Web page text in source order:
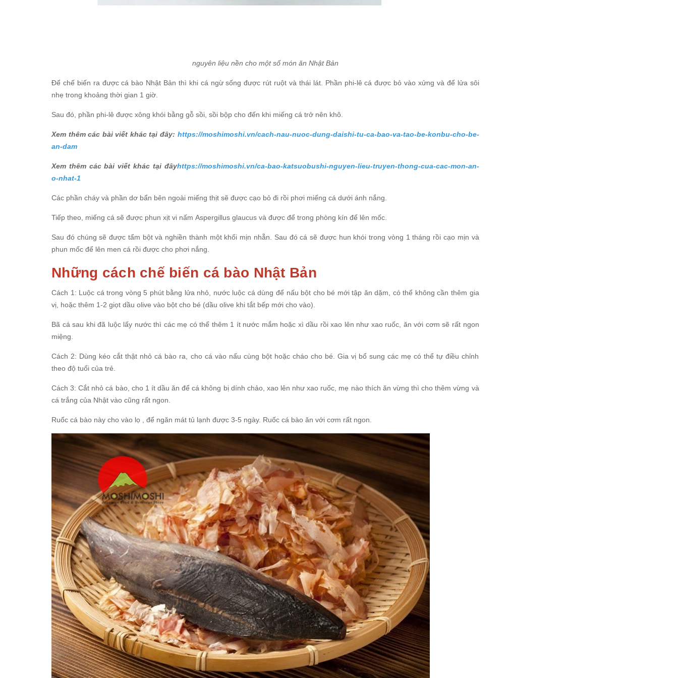
nguyên liệu nền cho một số món ăn Nhật Bản
Để chế biến ra được cá bào Nhật Bản thì khi cá ngừ sống được rút ruột và thái lát. Phần phi-lê cá được bỏ vào xửng và để lửa sôi
nhẹ trong khoảng thời gian 1 giờ.
Sau đó, phần phi-lê được xông khói bằng gỗ sồi, sồi bộp cho đến khi miếng cá trở nên khô.
Xem thêm các bài viết khác tại đây: https://moshimoshi.vn/cach-nau-nuoc-dung-daishi-tu-ca-bao-va-tao-be-konbu-cho-be-
an-dam
Xem thêm các bài viết khác tại đâyhttps://moshimoshi.vn/ca-bao-katsuobushi-nguyen-lieu-truyen-thong-cua-cac-mon-an-
o-nhat-1
Các phần cháy và phần dơ bẩn bên ngoài miếng thịt sẽ được cạo bỏ đi rồi phơi miếng cá dưới ánh nắng.
Tiếp theo, miếng cá sẽ được phun xịt vi nấm Aspergillus glaucus và được để trong phòng kín để lên mốc.
Sau đó chúng sẽ được tẩm bột và nghiền thành một khối mịn nhẵn. Sau đó cá sẽ được hun khói trong vòng 1 tháng rồi cạo mịn và
phun mốc để lên men cá rồi được cho phơi nắng.
Những cách chế biến cá bào Nhật Bản
Cách 1: Luộc cá trong vòng 5 phút bằng lửa nhỏ, nước luộc cá dùng để nấu bột cho bé mới tập ăn dặm, có thể không cần thêm gia
vị, hoặc thêm 1-2 giọt dầu olive vào bột cho bé (dầu olive khi tắt bếp mới cho vào).
Bã cá sau khi đã luộc lấy nước thì các mẹ có thể thêm 1 ít nước mắm hoặc xì dầu rồi xao lên như xao ruốc, ăn với cơm sẽ rất ngon
miệng.
Cách 2: Dùng kéo cắt thật nhỏ cá bào ra, cho cá vào nấu cùng bột hoặc cháo cho bé. Gia vị bổ sung các mẹ có thể tự điều chỉnh
theo độ tuổi của trẻ.
Cách 3: Cắt nhỏ cá bào, cho 1 ít dầu ăn để cá không bị dính chảo, xao lên như xao ruốc, mẹ nào thích ăn vừng thì cho thêm vừng và
cá trắng của Nhật vào cũng rất ngon.
Ruốc cá bào này cho vào lọ , để ngăn mát tủ lạnh được 3-5 ngày. Ruốc cá bào ăn với cơm rất ngon.